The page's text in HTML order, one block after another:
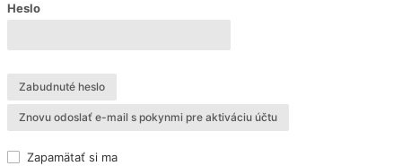
Heslo
Zabudnuté heslo
Znovu odoslať e-mail s pokynmi pre aktiváciu účtu
Zapamätať si ma